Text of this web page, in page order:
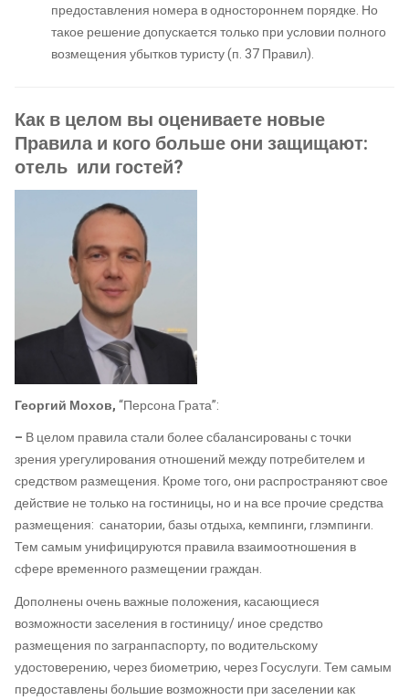
предоставления номера в одностороннем порядке. Но
такое решение допускается только при условии полного
возмещения убытков туристу (п. 37 Правил).
Как в целом вы оцениваете новые
Правила и кого больше они защищают:
отель или гостей?
Георгий Мохов,“Персона Грата”:
– В целом правила стали более сбалансированы с точки
зрения урегулирования отношений между потребителем и
средством размещения. Кроме того, они распространяют свое
действие не только на гостиницы, но и на все прочие средства
размещения: санатории, базы отдыха, кемпинги, глэмпинги.
Тем самым унифицируются правила взаимоотношения в
сфере временного размещении граждан.
Дополнены очень важные положения, касающиеся
возможности заселения в гостиницу/ иное средство
размещения по загранпаспорту, по водительскому
удостоверению, через биометрию, через Госуслуги. Тем самым
предоставлены большие возможности при заселении как